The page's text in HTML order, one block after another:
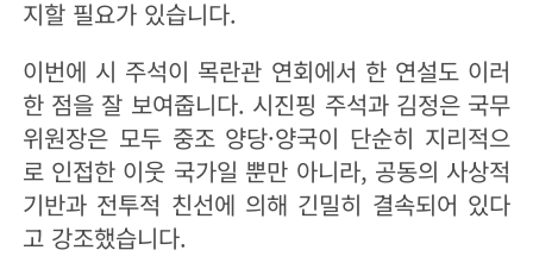
지할 필요가 있습니다.
이번에 시 주석이 목란관 연회에서 한 연설도 이러
한 점을 잘 보여줍니다. 시진핑 주석과 김정은 국무
위원장은 모두 중조 양당·양국이 단순히 지리적으
로 인접한 이웃 국가일 뿐만 아니라, 공동의 사상적
기반과 전투적 친선에 의해 긴밀히 결속되어 있다
고 강조했습니다.